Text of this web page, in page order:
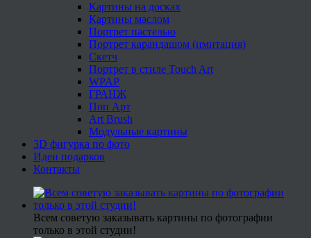
Картины на досках
Картины маслом
Портрет пастелью
Портрет карандашом (имитация)
Скетч
Портрет в стиле Touch Art
WPAP
ГРАНЖ
Поп Арт
Art Brush
Модульные картины
3D фигурка по фото
Идеи подарков
Контакты
Всем советую заказывать картины по фотографии
только в этой студии!